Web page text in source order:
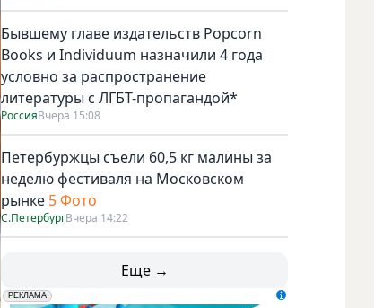
Бывшему главе издательств Popcorn
Books и Individuum назначили 4 года
условно за распространение
литературы с ЛГБТ-пропагандой*
РоссияВчера 15:08
Петербуржцы съели 60,5 кг малины за
неделю фестиваля на Московском
рынке 5 Фото
С.ПетербургВчера 14:22
Еще →
erid: LdtCK5udn
РЕКЛАМА
АО "ГАТР", ИНН: 7841320717